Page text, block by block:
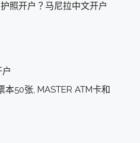
照开户？马尼拉中文开户
50张, MASTER ATM卡和